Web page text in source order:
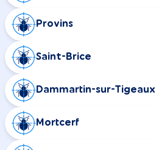
Provins
Saint-Brice
Dammartin-sur-Tigeaux
Mortcerf